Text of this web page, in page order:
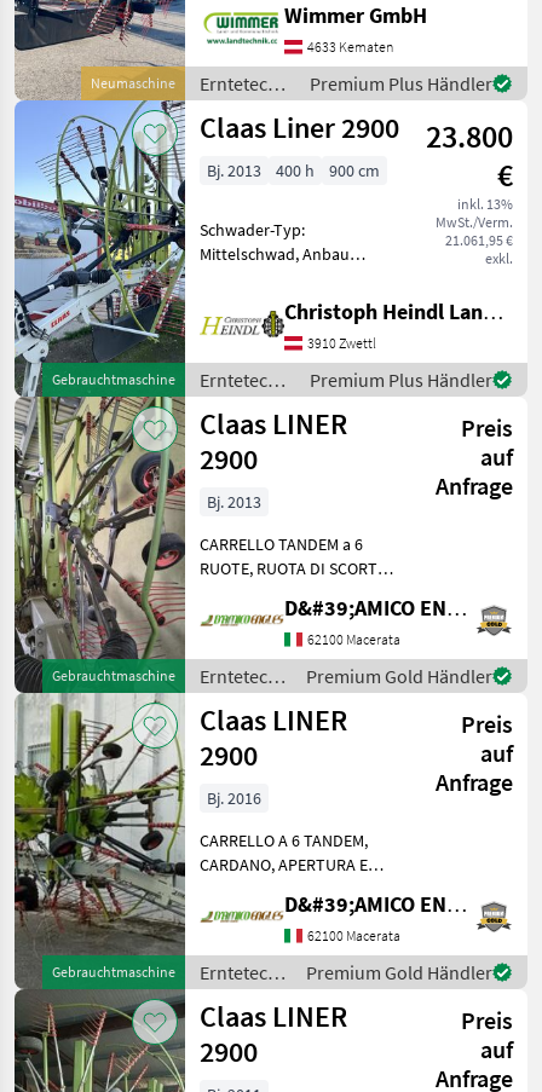
Neumaschine
Zinkenverlustsicherung ✅
6, 2-10m Arbeitsbreite, 6-
Rad Fahrwerk,
Neumaschine✅ Der neue
Claas LINER 2600-3100 Mitte
Wimmer GmbH
4633 Kematen
Erntetechnik
Grünland /
Claas
Premium Plus Händler
Gebrauchtmaschine
Claas Liner 2900
23.800
€
inkl. 13%
MwSt./Verm.
21.061,95 €
exkl.
Bj. 2013 400 h 900 cm
Schwader-Typ:
Mittelschwad, Anbau
Nachlaufeinrichtung,
Zinkenverlustsicherung
Claas Mittelschwader 2
Kreisel Schwadtuch
Schwadbreit
Christoph Heindl Landtechnik GmbH, Waldviertel
3910 Zwettl
Erntetechnik
Grünland /
Claas
Premium Plus Händler
Gebrauchtmaschine
Claas LINER
2900
Preis
auf
Anfrage
Bj. 2013
CARRELLO TANDEM a 6
RUOTE, RUOTA DI SCORTA,
Erntetechnik Grünland
D&#39;AMICO ENGLES SRL
62100 Macerata
Erntetechnik
Grünland /
Claas
Premium Gold Händler
Gebrauchtmaschine
Claas LINER
2900
Preis
auf
Anfrage
Bj. 2016
CARRELLO A 6 TANDEM,
CARDANO, APERTURA E
Erntetechnik Grünland
D&#39;AMICO ENGLES SRL
62100 Macerata
Erntetechnik
Grünland /
Claas
Premium Gold Händler
Claas LINER
2900
Preis
auf
Anfrage